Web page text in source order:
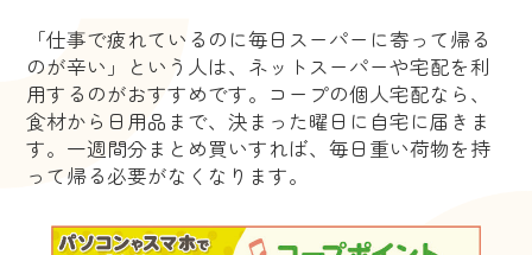
「仕事で疲れているのに毎日スーパーに寄って帰る
のが辛い」という人は、ネットスーパーや宅配を利
用するのがおすすめです。コープの個人宅配なら、
食材から日用品まで、決まった曜日に自宅に届きま
す。一週間分まとめ買いすれば、毎日重い荷物を持
って帰る必要がなくなります。